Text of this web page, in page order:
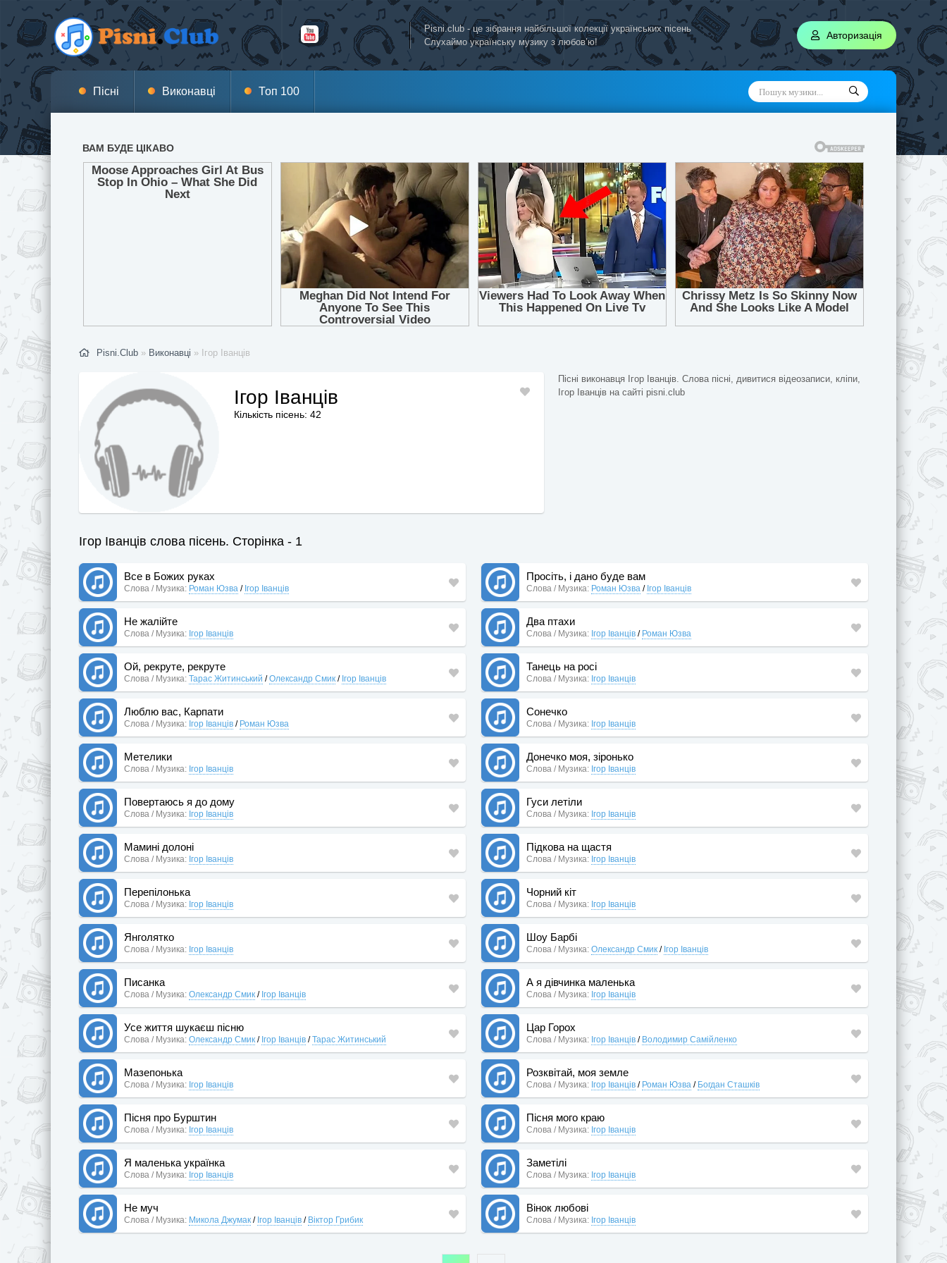
Pisni.club - це зібрання найбільшої колекції українських пісень
Слухаймо українську музику з любов’ю!
Авторизація
Пісні Виконавці Топ 100
Pisni.Club » Виконавці » Ігор Іванців
Ігор Іванців
Кількість пісень: 42
Пісні виконавця Ігор Іванців. Слова пісні, дивитися відеозаписи, кліпи,
Ігор Іванців на сайті pisni.club
Ігор Іванців слова пісень. Сторінка - 1
Все в Божих руках
Слова / Музика: Роман Юзва / Ігор Іванців
Просіть, і дано буде вам
Слова / Музика: Роман Юзва / Ігор Іванців
Не жалійте
Слова / Музика: Ігор Іванців
Два птахи
Слова / Музика: Ігор Іванців / Роман Юзва
Ой, рекруте, рекруте
Слова / Музика: Тарас Житинський /Олександр Смик / Ігор Іванців
Танець на росі
Слова / Музика: Ігор Іванців
Люблю вас, Карпати
Слова / Музика: Ігор Іванців / Роман Юзва
Сонечко
Слова / Музика: Ігор Іванців
Метелики
Слова / Музика: Ігор Іванців
Донечко моя, зіронько
Слова / Музика: Ігор Іванців
Повертаюсь я до дому
Слова / Музика: Ігор Іванців
Гуси летіли
Слова / Музика: Ігор Іванців
Мамині долоні
Слова / Музика: Ігор Іванців
Підкова на щастя
Слова / Музика: Ігор Іванців
Перепілонька
Слова / Музика: Ігор Іванців
Чорний кіт
Слова / Музика: Ігор Іванців
Янголятко
Слова / Музика: Ігор Іванців
Шоу Барбі
Слова / Музика: Олександр Смик / Ігор Іванців
Писанка
Слова / Музика: Олександр Смик / Ігор Іванців
А я дівчинка маленька
Слова / Музика: Ігор Іванців
Усе життя шукаєш пісню
Слова / Музика: Олександр Смик / Ігор Іванців /Тарас Житинський
Цар Горох
Слова / Музика: Ігор Іванців / Володимир Самійленко
Мазепонька
Слова / Музика: Ігор Іванців
Розквітай, моя земле
Слова / Музика: Ігор Іванців / Роман Юзва / Богдан Сташків
Пісня про Бурштин
Слова / Музика: Ігор Іванців
Пісня мого краю
Слова / Музика: Ігор Іванців
Я маленька українка
Слова / Музика: Ігор Іванців
Заметілі
Слова / Музика: Ігор Іванців
Не муч
Слова / Музика: Микола Джумак / Ігор Іванців / Віктор Грибик
Вінок любові
Слова / Музика: Ігор Іванців